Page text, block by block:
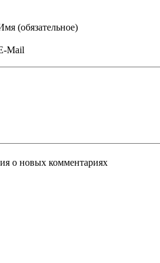
(обязательное)
Mail
о новых комментариях